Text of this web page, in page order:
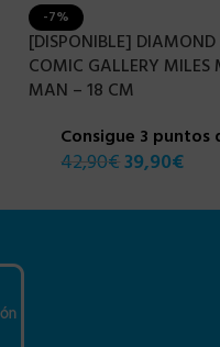
-7%
[DISPONIBLE] DIAMOND
COMIC GALLERY MILES
MAN – 18 CM
Consigue 3 puntos
42,90€39,90€